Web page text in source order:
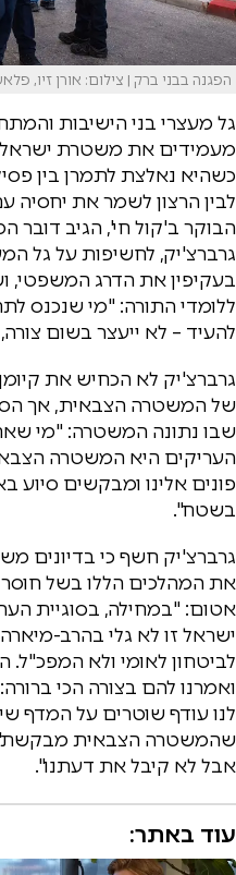
הפגנה בבני ברק | צילום: אורן זיו, פלאש
גל מעצרי בני הישיבות
מעמידים את משטרת
כשהיא נאלצת לתמרן בין
לבין הרצון לשמר את יחסיה
הבוקר ב'קול חי', הגיב
גרברצ'יק, לחשיפות על גל
בעקיפין את הדרג המשפטי,
ללומדי התורה: "מי שנכנס
להעיד – לא ייעצר בשום
גרברצ'יק לא הכחיש את
של המשטרה הצבאית, אך
שבו נתונה המשטרה: "מי
העריקים היא המשטרה
פונים אלינו ומבקשים
בשטח".
גרברצ'יק חשף כי בדיונים
את המהלכים הללו בשל
אטום: "במחילה, בסוגיית
ישראל זו לא גלי בהרב-
לביטחון לאומי ולא המפכ"ל.
ואמרנו להם בצורה הכי
לנו עודף שוטרים על המדף
שהמשטרה הצבאית
אבל לא קיבל את דעתנו".
עוד באתר: